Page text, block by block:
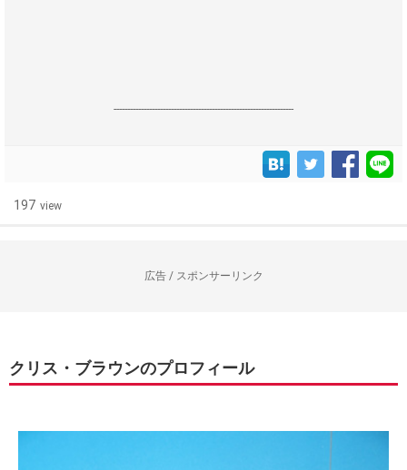
------------------------------------------------------------------
197 view
広告 / スポンサーリンク
クリス・ブラウンのプロフィール